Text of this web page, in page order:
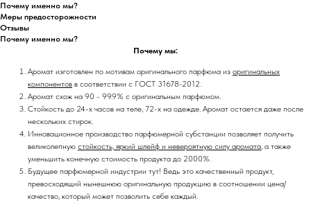
Почему именно мы?
Меры предосторожности
Отзывы
Почему именно мы?
Почему мы:
Аромат изготовлен по мотивам оригинального парфюма из оригинальных
компонентов в соответствии с ГОСТ 31678-2012.
Аромат схож на 90 - 99.9% с оригинальным парфюмом.
Стойкость до 24-х часов на теле, 72-х на одежде. Аромат остается даже после
нескольких стирок.
Инновационное производство парфюмерной субстанции позволяет получить
великолепную стойкость, яркий шлейф и невероятную силу аромата, а также
уменьшить конечную стоимость продукта до 2000%.
Будущее парфюмерной индустрии тут! Ведь это качественный продукт,
превосходящий нынешнюю оригинальную продукцию в соотношении цена/
качество, который может позволить себе каждый.